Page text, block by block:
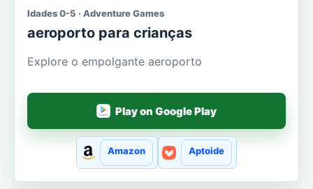
Idades 0-5 · Adventure Games
aeroporto para crianças
Explore o empolgante aeroporto
Play on Google Play
Amazon Aptoide